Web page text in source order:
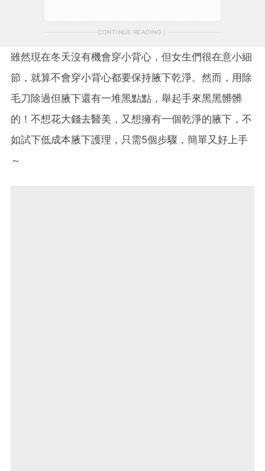
CONTINUE READING
雖然現在冬天沒有機會穿小背心，但女生們很在意小細
節，就算不會穿小背心都要保持腋下乾淨。然而，用除
毛刀除過但腋下還有一堆黑點點，舉起手來黑黑髒髒
的！不想花大錢去醫美，又想擁有一個乾淨的腋下，不
如試下低成本腋下護理，只需5個步驟，簡單又好上手
～